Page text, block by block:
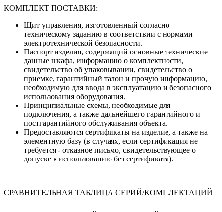
КОМПЛЕКТ ПОСТАВКИ:
Щит управления, изготовленный согласно
техническому заданию в соответствии с нормами
электротехнической безопасности.
Паспорт изделия, содержащий основные технические
данные шкафа, информацию о комплектности,
свидетельство об упаковывании, свидетельство о
приемке, гарантийный талон и прочую информацию,
необходимую для ввода в эксплуатацию и безопасного
использования оборудования.
Принципиальные схемы, необходимые для
подключения, а также дальнейшего гарантийного и
постгарантийного обслуживания объекта.
Предоставляются сертификаты на изделие, а также на
элементную базу (в случаях, если сертификация не
требуется - отказное письмо, свидетельствующее о
допуске к использованию без сертификата).
СРАВНИТЕЛЬНАЯ ТАБЛИЦА СЕРИЙ/КОМПЛЕКТАЦИЙ